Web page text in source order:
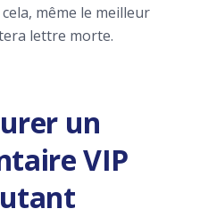
cela, même le meilleur
lettre morte.
un
VIP